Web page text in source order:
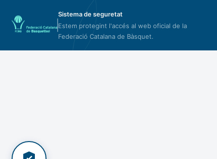
Sistema de seguretat
Estem protegint l'accés al web oficial de la
Federació Catalana de Bàsquet.